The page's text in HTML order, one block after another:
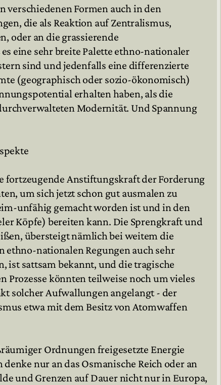
Formen auch in den
die als Reaktion auf Zentralismus,
oder an die grassierende
eine sehr breite Palette ethno-nationaler
sind und jedenfalls eine differenzierte
(geographisch oder sozio-ökonomisch)
erhalten haben, als die
Modernität. Und Spannung
fortzeugende Anstiftungskraft der Forderung
um sich jetzt schon gut ausmalen zu
unfähig gemacht worden ist und in den
Köpfe) bereiten kann. Die Sprengkraft und
übersteigt nämlich bei weitem die
nationalen Regungen auch sehr
ist sattsam bekannt, und die tragische
Prozesse könnten teilweise noch um vieles
solcher Aufwallungen angelangt - der
etwa mit dem Besitz von Atomwaffen
Ordnungen freigesetzte Energie
nur an das Osmanische Reich oder an
und Grenzen auf Dauer nicht nur in Europa,